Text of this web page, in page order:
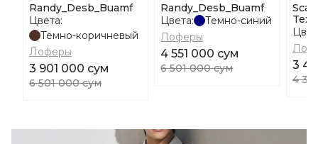
Randy_Desb_Buamf
Цвета:
Темно-коричневый
Лоферы
3 901 000 сум
6 501 000 сум
Randy_Desb_Buamf
Цвета:
Темно-синий
Лоферы
4 551 000 сум
6 501 000 сум
Tex
3
4